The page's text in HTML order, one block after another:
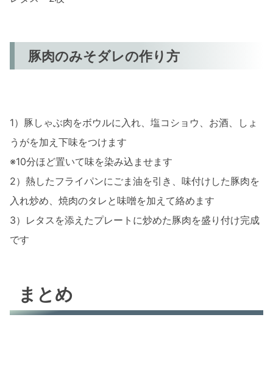
豚肉のみそダレの作り方
1）豚しゃぶ肉をボウルに入れ、塩コショウ、お酒、しょ
うがを加え下味をつけます
※10分ほど置いて味を染み込ませます
2）熱したフライパンにごま油を引き、味付けした豚肉を
入れ炒め、焼肉のタレと味噌を加えて絡めます
3）レタスを添えたプレートに炒めた豚肉を盛り付け完成
です
まとめ